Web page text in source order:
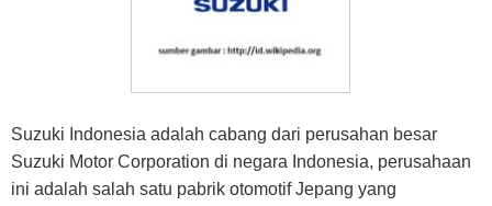
Suzuki Indonesia adalah cabang dari perusahan besar
Suzuki Motor Corporation di negara Indonesia, perusahaan
ini adalah salah satu pabrik otomotif Jepang yang